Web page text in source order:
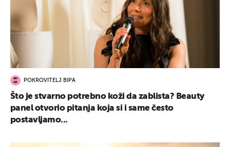
POKROVITELJ BIPA
Što je stvarno potrebno koži da zablista? Beauty
panel otvorio pitanja koja si i same često
postavljamo...